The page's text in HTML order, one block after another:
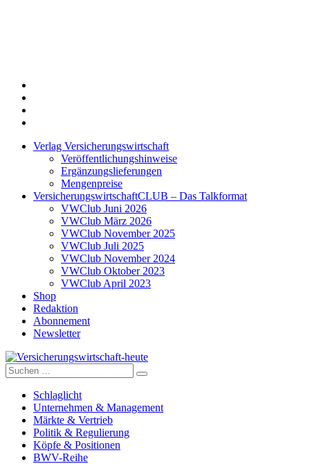
Verlag Versicherungswirtschaft
Veröffentlichungshinweise
Ergänzungslieferungen
Mengenpreise
VersicherungswirtschaftCLUB – Das Talkformat
VWClub Juni 2026
VWClub März 2026
VWClub November 2025
VWClub Juli 2025
VWClub November 2024
VWClub Oktober 2023
VWClub April 2023
Shop
Redaktion
Abonnement
Newsletter
Versicherungswirtschaft-heute
Suche
nach:
Schlaglicht
Unternehmen & Management
Märkte & Vertrieb
Politik & Regulierung
Köpfe & Positionen
BWV-Reihe